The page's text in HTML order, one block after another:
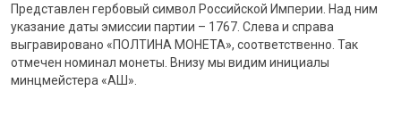
Представлен гербовый символ Российской Империи. Над ним
указание даты эмиссии партии – 1767. Слева и справа
выгравировано «ПОЛТИНА МОНЕТА», соответственно. Так
отмечен номинал монеты. Внизу мы видим инициалы
минцмейстера «АШ».